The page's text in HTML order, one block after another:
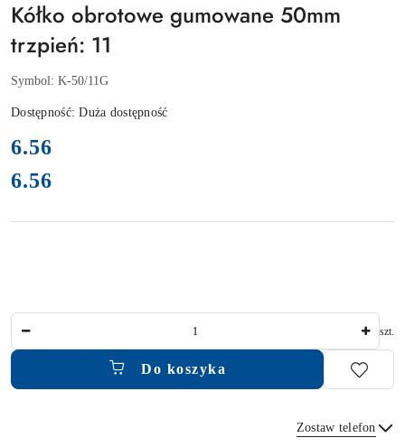
Kółko obrotowe gumowane 50mm
trzpień: 11
Symbol: K-50/11G
Dostępność:Duża dostępność
cena:
6.56
Cena:
6.56
szt.
Do koszyka
Zostaw telefon